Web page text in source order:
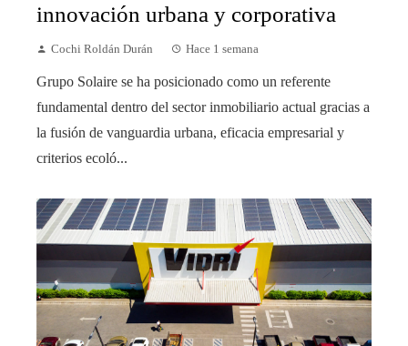
innovación urbana y corporativa
Cochi Roldán Durán Hace 1 semana
Grupo Solaire se ha posicionado como un referente
fundamental dentro del sector inmobiliario actual gracias a
la fusión de vanguardia urbana, eficacia empresarial y
criterios ecoló...